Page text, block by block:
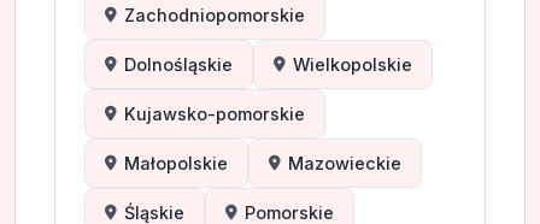
Zachodniopomorskie
Dolnośląskie Wielkopolskie
Kujawsko-pomorskie
Małopolskie Mazowieckie
Śląskie Pomorskie